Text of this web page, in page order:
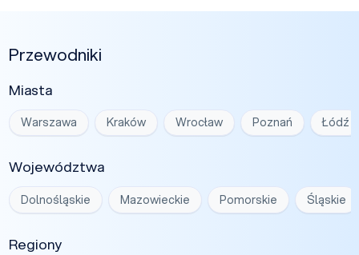
Przewodniki
Miasta
Warszawa Kraków Wrocław Poznań Łódź
Województwa
Dolnośląskie Mazowieckie Pomorskie Śląskie
Regiony